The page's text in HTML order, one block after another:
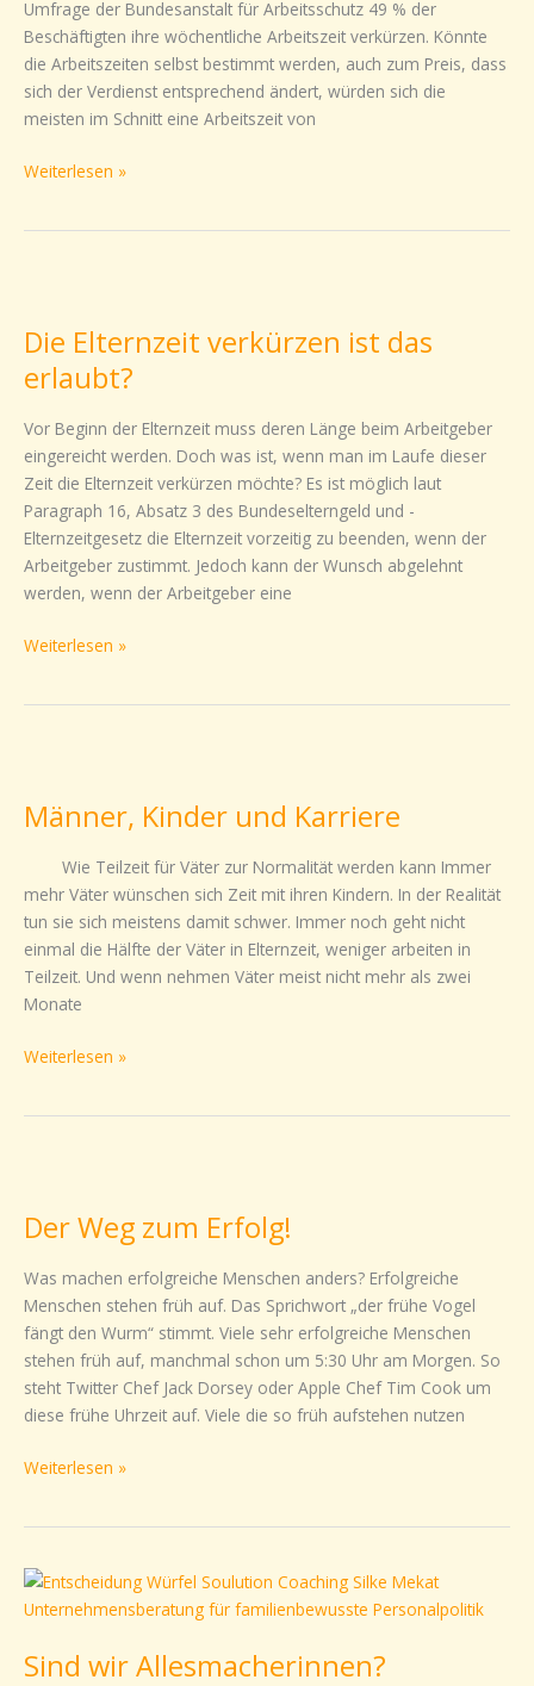
Umfrage der Bundesanstalt für Arbeitsschutz 49 % der
Beschäftigten ihre wöchentliche Arbeitszeit verkürzen. Könnte
die Arbeitszeiten selbst bestimmt werden, auch zum Preis, dass
sich der Verdienst entsprechend ändert, würden sich die
meisten im Schnitt eine Arbeitszeit von
nicht
gleich
Teilzeit
Weiterlesen »
Die Elternzeit verkürzen ist das
erlaubt?
Vor Beginn der Elternzeit muss deren Länge beim Arbeitgeber
eingereicht werden. Doch was ist, wenn man im Laufe dieser
Zeit die Elternzeit verkürzen möchte? Es ist möglich laut
Paragraph 16, Absatz 3 des Bundeselterngeld und -
Elternzeitgesetz die Elternzeit vorzeitig zu beenden, wenn der
Arbeitgeber zustimmt. Jedoch kann der Wunsch abgelehnt
werden, wenn der Arbeitgeber eine
verkürzen
das
erlaubt?
Weiterlesen »
Männer, Kinder und Karriere
Wie Teilzeit für Väter zur Normalität werden kann Immer
mehr Väter wünschen sich Zeit mit ihren Kindern. In der Realität
tun sie sich meistens damit schwer. Immer noch geht nicht
einmal die Hälfte der Väter in Elternzeit, weniger arbeiten in
Teilzeit. Und wenn nehmen Väter meist nicht mehr als zwei
Monate
und
Weiterlesen »
Der Weg zum Erfolg!
Was machen erfolgreiche Menschen anders? Erfolgreiche
Menschen stehen früh auf. Das Sprichwort „der frühe Vogel
fängt den Wurm“ stimmt. Viele sehr erfolgreiche Menschen
stehen früh auf, manchmal schon um 5:30 Uhr am Morgen. So
steht Twitter Chef Jack Dorsey oder Apple Chef Tim Cook um
diese frühe Uhrzeit auf. Viele die so früh aufstehen nutzen
zum
Weiterlesen »
Sind wir Allesmacherinnen?
Sind
wir